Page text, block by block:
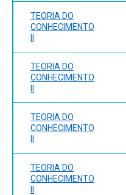
▪ Alguns Exemplos
O empirismo de Locke e
O racionalismo de Leibniz;
O idealismo
▪ Tendências
Teoria do conhecimento
Epistemologia
▪ A análise do conceito de
LAKATOS & MUSGRAVE,
Desenvolvimento do
J. Introdução Histórica à
Justificação. Pelotas:
História da Filosofia – do
São Paulo, Paulus: 2004.
TEORIA DO
CONHECIMENTO
II
TEORIA DO
CONHECIMENTO
II
TEORIA DO
CONHECIMENTO
II
TEORIA DO
CONHECIMENTO
II